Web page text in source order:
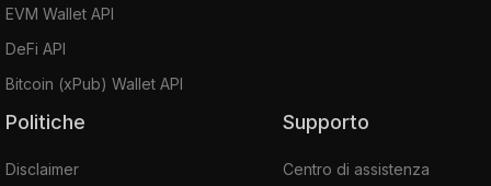
EVM Wallet API
DeFi API
Bitcoin (xPub) Wallet API
Politiche
Disclaimer
Supporto
Centro di assistenza